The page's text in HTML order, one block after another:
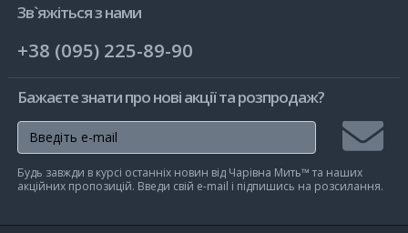
Зв`яжіться з нами
+38 (095) 225-89-90
Бажаєте знати про нові акції та розпродаж?
на
Будь завжди в курсі останніх новин від Чарівна Мить™ та наших
акційних пропозицій. Введи свій e-mail і підпишись на розсилання.